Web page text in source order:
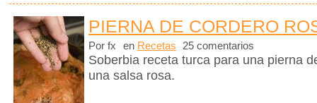
PIERNA DE CORDERO
Por fx en Recetas 25 comentarios
Soberbia receta turca para una pierna
una salsa rosa.